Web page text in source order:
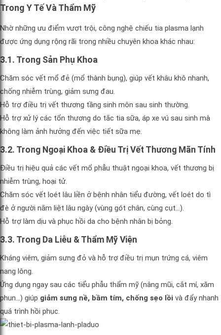
Trong Y Tế Và Thẩm Mỹ
Nhờ những ưu điểm vượt trội, công nghệ chiếu tia plasma lạnh
được ứng dụng rộng rãi trong nhiều chuyên khoa khác nhau:
3.1. Trong Sản Phụ Khoa
Chăm sóc vết mổ đẻ (mổ thành bụng), giúp vết khâu khô nhanh,
chống nhiễm trùng, giảm sưng đau.
Hỗ trợ điều trị vết thương tầng sinh môn sau sinh thường.
Hỗ trợ xử lý các tổn thương do tắc tia sữa, áp xe vú sau sinh mà
không làm ảnh hưởng đến việc tiết sữa mẹ.
3.2. Trong Ngoại Khoa & Điều Trị Vết Thương Mãn Tính
Điều trị hiệu quả các vết mổ phẫu thuật ngoại khoa, vết thương bị
nhiễm trùng, hoại tử.
Chăm sóc vết loét lâu liền ở bệnh nhân tiểu đường, vết loét do tì
đè ở người nằm liệt lâu ngày (vùng gót chân, cùng cụt…).
Hỗ trợ làm dịu và phục hồi da cho bệnh nhân bị bỏng.
3.3. Trong Da Liễu & Thẩm Mỹ Viện
Kháng viêm, giảm sưng đỏ và hỗ trợ điều trị mụn trứng cá, viêm
nang lông.
Ứng dụng ngay sau các tiểu phẫu thẩm mỹ (nâng mũi, cắt mí, xăm
phun…) giúp giảm sưng nề, bầm tím, chống sẹo lồi và đẩy nhanh
quá trình hồi phục.